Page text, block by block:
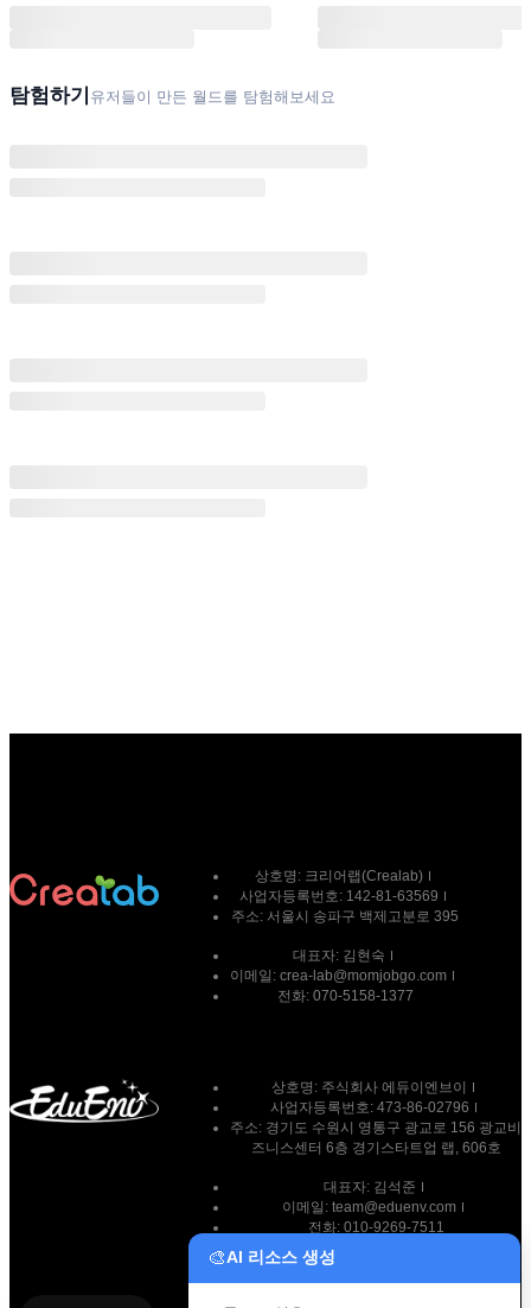
🎨AI 리소스 생성
탐험하기 유저들이 만든 월드를 탐험해보세요
상호명: 크리어랩(Crealab)
사업자등록번호: 142-81-63569
주소: 서울시 송파구 백제고분로 395
대표자: 김현숙
이메일: crea-lab@momjobgo.com
전화: 070-5158-1377
상호명: 주식회사 에듀이엔브이
사업자등록번호: 473-86-02796
주소: 경기도 수원시 영통구 광교로 156 광교비
즈니스센터 6층 경기스타트업 랩, 606호
대표자: 김석준
이메일: team@eduenv.com
전화: 010-9269-7511